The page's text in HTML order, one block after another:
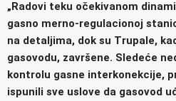
„Radovi teku očekivanom
gasno merno-regulacionoj
na detaljima, dok su Trupale,
gasovodu, završene. Sledeće
kontrolu gasne interkonekcije,
ispunili sve uslove da gasovod